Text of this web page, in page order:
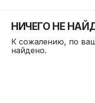
НИЧЕГО НЕ
К сожалению, по
найдено.